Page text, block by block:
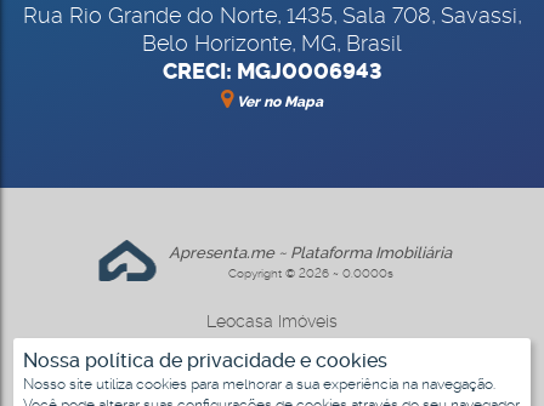
Nossa política de privacidade e cookies
Nosso site utiliza cookies para melhorar a sua experiência na navegação.
Rua Rio Grande do Norte, 1435, Sala 708, Savassi,
Belo Horizonte, MG, Brasil
CRECI: MGJ0006943
Ver no Mapa
Apresenta.me ~ Plataforma Imobiliária
Copyright © 2026 ~ 0.0000s
Leocasa Imóveis